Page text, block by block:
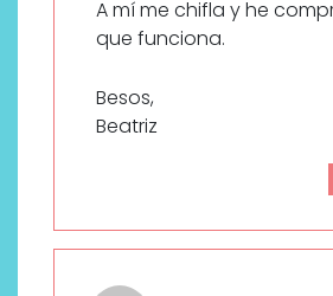
A mí me chifla y he
que funciona.
Besos,
Beatriz